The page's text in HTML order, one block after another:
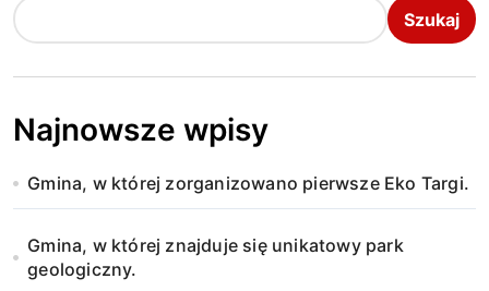
Szukaj
Najnowsze wpisy
Gmina, w której zorganizowano pierwsze Eko Targi.
Gmina, w której znajduje się unikatowy park
geologiczny.